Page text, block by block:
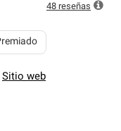
estrictos de
garantía de
Sitio web
48 reseñas